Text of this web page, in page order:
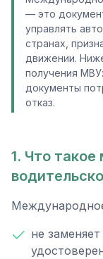
— это
управлять
странах,
движении.
получения
документы
отказ.
1. Что
не